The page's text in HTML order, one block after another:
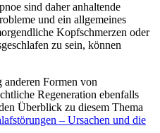
sind daher anhaltende
und ein allgemeines
Kopfschmerzen oder
zu sein, können
Formen von
Regeneration ebenfalls
Überblick zu diesem Thema
– Ursachen und die